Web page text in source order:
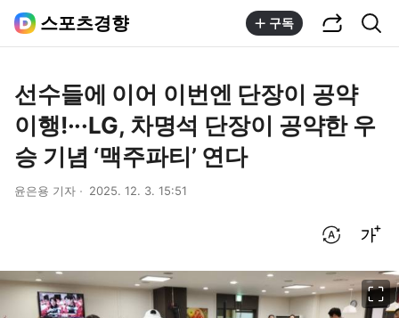
스포츠경향 구독
선수들에 이어 이번엔 단장이 공약
이행!···LG, 차명석 단장이 공약한 우
승 기념 ‘맥주파티’ 연다
윤은용 기자 2025. 12. 3. 15:51